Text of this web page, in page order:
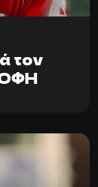
τον
ΟΦΗ